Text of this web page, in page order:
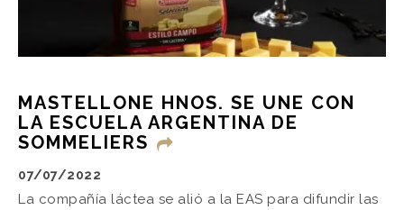
MASTELLONE HNOS. SE UNE CON
LA ESCUELA ARGENTINA DE
SOMMELIERS
07/07/2022
La compañía láctea se alió a la EAS para difundir las